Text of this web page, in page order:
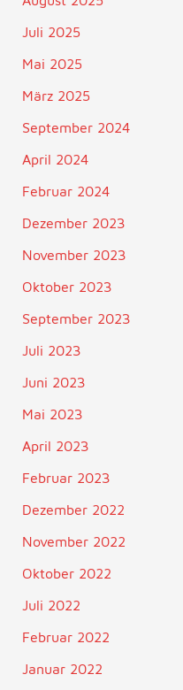
Juli 2025
Mai 2025
März 2025
September 2024
April 2024
Februar 2024
Dezember 2023
November 2023
Oktober 2023
September 2023
Juli 2023
Juni 2023
Mai 2023
April 2023
Februar 2023
Dezember 2022
November 2022
Oktober 2022
Juli 2022
Februar 2022
Januar 2022